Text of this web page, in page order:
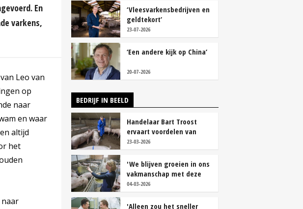
En
varkens,
Leo van
op
naar
en waar
altijd
het
‘Vleesvarkensbedrijven en
geldtekort’
23-07-2026
‘Een andere kijk op China’
20-07-2026
BEDRIJF IN BEELD
Handelaar Bart Troost
ervaart voordelen van
coöperatieve voerfusie
23-03-2026
'We blijven groeien in ons
vakmanschap met deze
teamaanpak'
04-03-2026
'Alleen zou het sneller